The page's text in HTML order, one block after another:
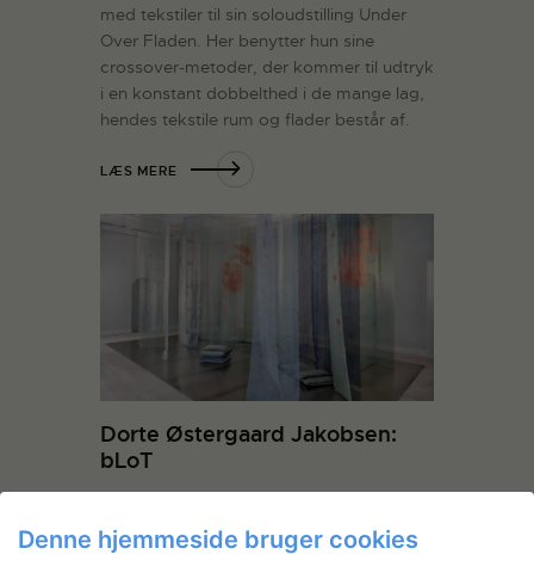
med tekstiler til sin soloudstilling Under
Over Fladen. Her benytter hun sine
crossover-metoder, der kommer til udtryk
i en konstant dobbelthed i de mange lag,
hendes tekstile rum og flader består af.
LÆS MERE
Dorte Østergaard Jakobsen:
bLoT
Jakobsen har på Statens Værksteder
arbejdet på den sanselige totalinstallation
Denne hjemmeside bruger cookies